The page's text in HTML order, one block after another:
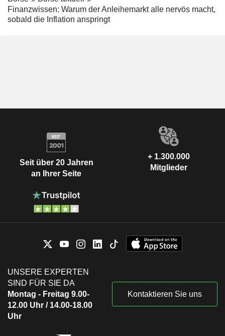
Finanzwissen: Warum der Anleihemarkt alle nervös macht,
sobald die Inflation anspringt
Seit über 20 Jahren
an Ihrer Seite
+ 1.300.000
Mitglieder
UNSERE EXPERTEN
SIND FÜR SIE DA
Montag - Freitag 9.00-
12.00 Uhr / 14.00-18.00
Uhr
Kontaktieren Sie uns